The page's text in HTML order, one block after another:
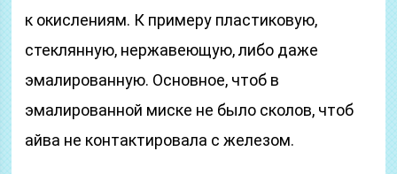
к окислениям. К примеру пластиковую,
стеклянную, нержавеющую, либо даже
эмалированную. Основное, чтоб в
эмалированной миске не было сколов, чтоб
айва не контактировала с железом.